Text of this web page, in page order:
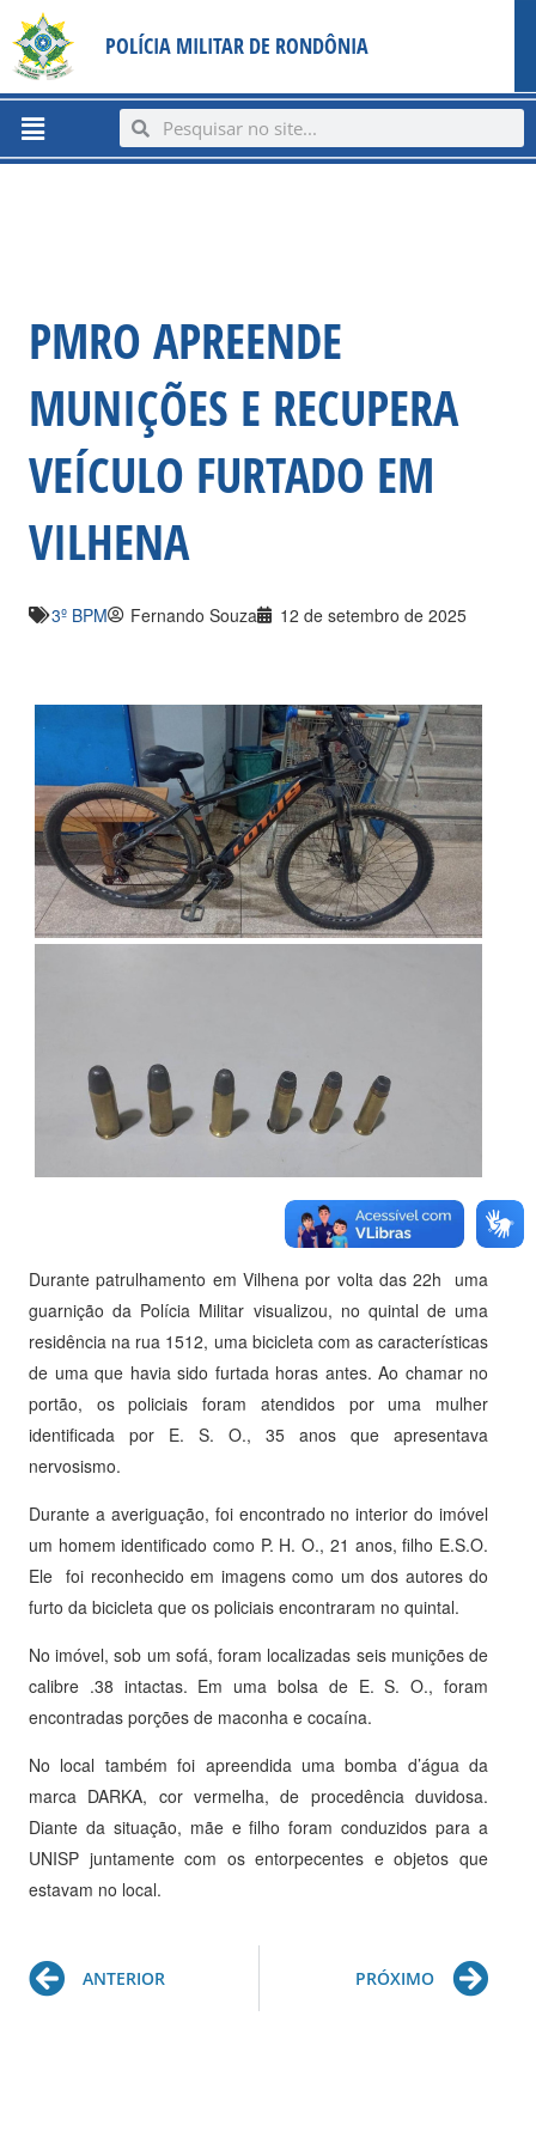
content
para
conteúdo
POLÍCIA MILITAR DE RONDÔNIA
Menu SearchSearch
PMRO APREENDE
MUNIÇÕES E RECUPERA
VEÍCULO FURTADO EM
VILHENA
3º BPM Fernando Souza 12 de setembro de 2025
Durante patrulhamento em Vilhena por volta das 22h uma
guarnição da Polícia Militar visualizou, no quintal de uma
residência na rua 1512, uma bicicleta com as características
de uma que havia sido furtada horas antes. Ao chamar no
portão, os policiais foram atendidos por uma mulher
identificada por E. S. O., 35 anos que apresentava
nervosismo.
Durante a averiguação, foi encontrado no interior do imóvel
um homem identificado como P. H. O., 21 anos, filho E.S.O.
Ele foi reconhecido em imagens como um dos autores do
furto da bicicleta que os policiais encontraram no quintal.
No imóvel, sob um sofá, foram localizadas seis munições de
calibre .38 intactas. Em uma bolsa de E. S. O., foram
encontradas porções de maconha e cocaína.
No local também foi apreendida uma bomba d’água da
marca DARKA, cor vermelha, de procedência duvidosa.
Diante da situação, mãe e filho foram conduzidos para a
UNISP juntamente com os entorpecentes e objetos que
estavam no local.
Prev
ANTERIOR PRÓXIMO